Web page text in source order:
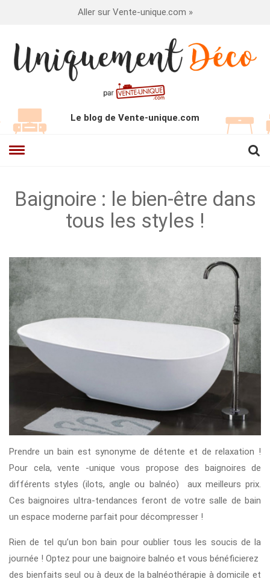
Aller sur Vente-unique.com »
Le blog de Vente-unique.com
Baignoire : le bien-être dans
tous les styles !
Prendre un bain est synonyme de détente et de relaxation !
Pour cela, vente -unique vous propose des baignoires de
différents styles (ilots, angle ou balnéo) aux meilleurs prix.
Ces baignoires ultra-tendances feront de votre salle de bain
un espace moderne parfait pour décompresser !
Rien de tel qu’un bon bain pour oublier tous les soucis de la
journée ! Optez pour une baignoire balnéo et vous bénéficierez
des bienfaits seul ou à deux de la balnéothérapie à domicile et